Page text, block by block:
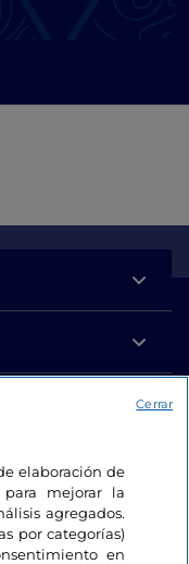
elaboración de
para mejorar la
agregados.
por categorías)
en
Cerrar